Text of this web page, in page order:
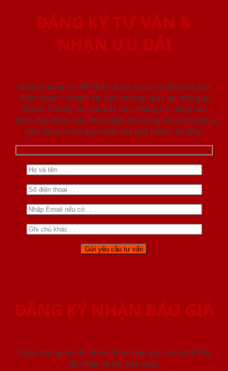
ĐĂNG KÝ TƯ VẤN &
NHẬN ƯU ĐÃI
Nhập thông tin để nhận được tư vấn miễn phí qua
điện thoại / email/ tại văn phòng hoặc tại nhà quý
khách. Chúng tôi cam kết mọi thông tin nhập vào
dưới đây được bảo mật tuyệt đối cũng như chỉ phục vụ
yêu cầu tư vấn duy nhất của quý khách tại đây.
ĐĂNG KÝ NHẬN BÁO GIÁ
Nhập thông tin để nhận được báo giá mới nhât đầy
đủ nhất và chi tiết nhất.